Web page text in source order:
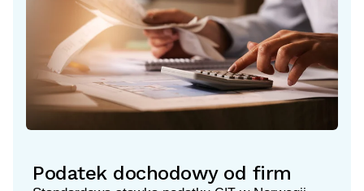
Podatek dochodowy od firm